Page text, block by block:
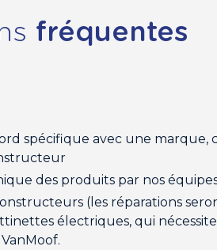
fréquentes
spécifique avec une marque,
des produits par nos
(les réparations
électriques, qui